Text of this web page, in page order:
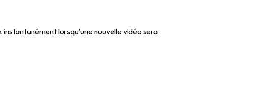
lorsqu'une nouvelle vidéo sera